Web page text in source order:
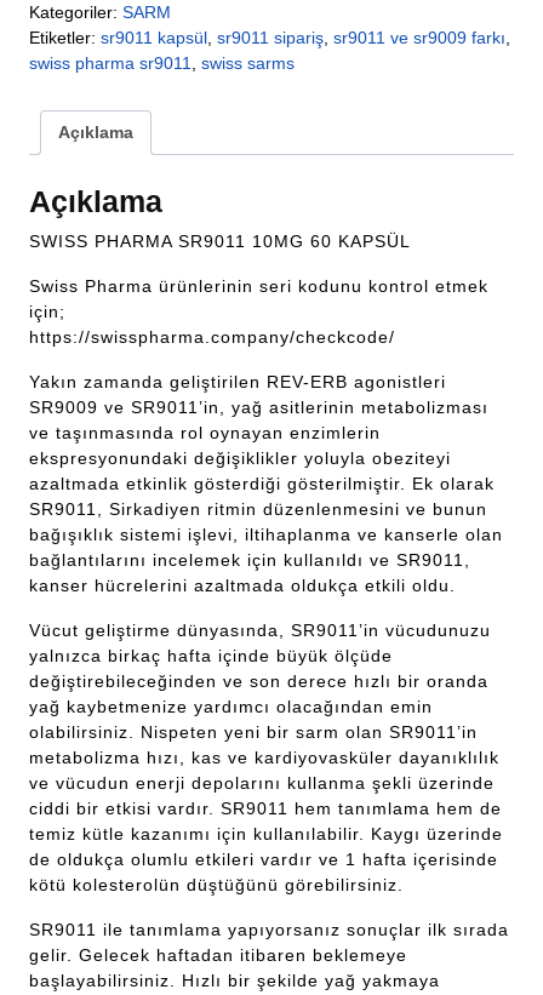
Kategoriler: SARM
Etiketler: sr9011 kapsül, sr9011 sipariş, sr9011 ve sr9009 farkı,
swiss pharma sr9011, swiss sarms
Açıklama
Açıklama
SWISS PHARMA SR9011 10MG 60 KAPSÜL
Swiss Pharma ürünlerinin seri kodunu kontrol etmek
için;
https://swisspharma.company/checkcode/
Yakın zamanda geliştirilen REV-ERB agonistleri
SR9009 ve SR9011’in, yağ asitlerinin metabolizması
ve taşınmasında rol oynayan enzimlerin
ekspresyonundaki değişiklikler yoluyla obeziteyi
azaltmada etkinlik gösterdiği gösterilmiştir. Ek olarak
SR9011, Sirkadiyen ritmin düzenlenmesini ve bunun
bağışıklık sistemi işlevi, iltihaplanma ve kanserle olan
bağlantılarını incelemek için kullanıldı ve SR9011,
kanser hücrelerini azaltmada oldukça etkili oldu.
Vücut geliştirme dünyasında, SR9011’in vücudunuzu
yalnızca birkaç hafta içinde büyük ölçüde
değiştirebileceğinden ve son derece hızlı bir oranda
yağ kaybetmenize yardımcı olacağından emin
olabilirsiniz. Nispeten yeni bir sarm olan SR9011’in
metabolizma hızı, kas ve kardiyovasküler dayanıklılık
ve vücudun enerji depolarını kullanma şekli üzerinde
ciddi bir etkisi vardır. SR9011 hem tanımlama hem de
temiz kütle kazanımı için kullanılabilir. Kaygı üzerinde
de oldukça olumlu etkileri vardır ve 1 hafta içerisinde
kötü kolesterolün düştüğünü görebilirsiniz.
SR9011 ile tanımlama yapıyorsanız sonuçlar ilk sırada
gelir. Gelecek haftadan itibaren beklemeye
başlayabilirsiniz. Hızlı bir şekilde yağ yakmaya